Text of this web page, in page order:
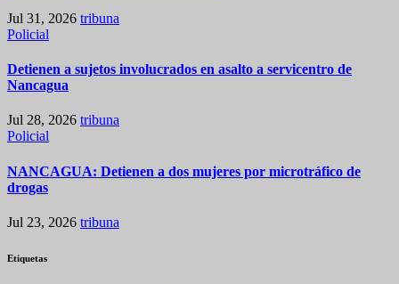
Jul 31, 2026 tribuna
Policial
Detienen a sujetos involucrados en asalto a servicentro de
Nancagua
Jul 28, 2026 tribuna
Policial
NANCAGUA: Detienen a dos mujeres por microtráfico de
drogas
Jul 23, 2026 tribuna
Etiquetas